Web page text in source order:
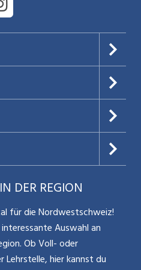
führt ausserdem im Auftrag
Stadt Aarau sowie die
AG und seit April 2026 für
durch. Abklärungen und
DER REGION
für die Nordwestschweiz!
Auswahl an
Ob Voll- oder
hier kannst du